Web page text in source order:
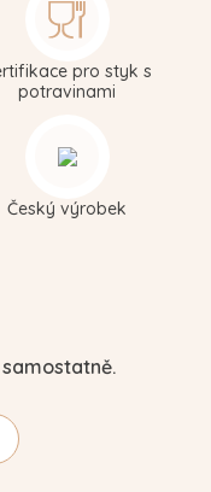
pro styk s
potravinami
Český výrobek